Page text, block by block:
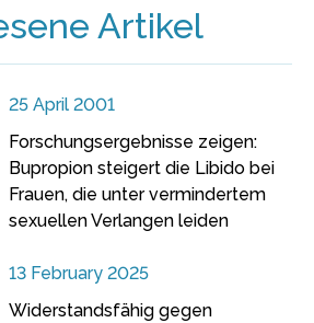
Artikel
25 April 2001
Forschungsergebnisse zeigen:
Bupropion steigert die Libido bei
Frauen, die unter vermindertem
sexuellen Verlangen leiden
13 February 2025
Widerstandsfähig gegen